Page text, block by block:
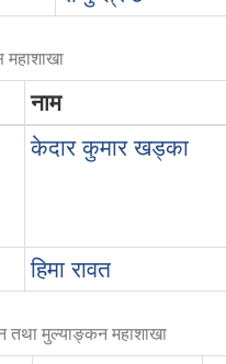
महाशाखा
नाम
केदार कुमार खड्का
हिमा रावत
तथा मुल्याङ्कन महाशाखा